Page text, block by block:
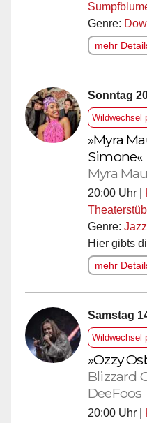
Genre:
mehr
Sonntag
Wildwechsel
»Myra
Simone«
Myra
20:00 Uhr |
Genre: Jazz
Hier gibts
mehr
Samstag
Wildwechsel
»Ozzy
Blizzard
DeeFoos
20:00 Uhr |